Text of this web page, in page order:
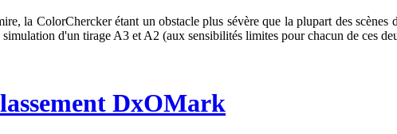
la ColorChercker étant un obstacle plus sévère que la plupart des
d'un tirage A3 et A2 (aux sensibilités limites pour chacun de ces
DxOMark